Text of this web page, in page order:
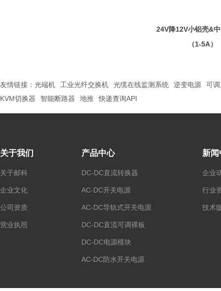
24V降12V小铝壳&
（1-5A）
友情链接： 光端机 工业光纤交换机 光缆在线监测系统 逆变电源
可
KVM切换器
智能断路器 地推 快递查询API
关于我们
关于邮科
企业文化
公司资质
营业执照
产品中心
DC-DC直流转换器
AC-DC开关电源
AC-DC导轨式开关电源
DC-DC直流可调裸板
DC-DC电源模块
AC-DC防水开关电源
新闻
企业
行业
技术